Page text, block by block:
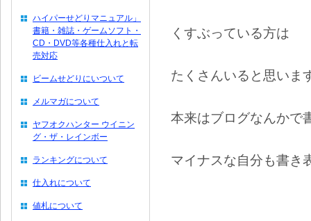
くすぶっている方は
たくさんいると思いま
本来はブログなんかで
マイナスな自分も書き
ハイパーせどりマニュアル」
書籍・雑誌・ゲームソフト・
CD・DVD等各種仕入れと転
売対応
ビームせどりにいついて
メルマガについて
ヤフオクハンター ウイニン
グ・ザ・レインボー
ランキングについて
仕入れについて
値札について